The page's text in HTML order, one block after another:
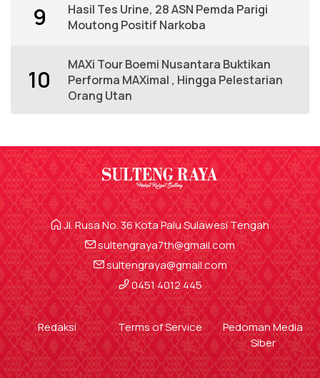
9
Hasil Tes Urine, 28 ASN Pemda Parigi
Moutong Positif Narkoba
10
MAXi Tour Boemi Nusantara Buktikan
Performa MAXimal , Hingga Pelestarian
Orang Utan
Jl. Rusa No. 36 Kota Palu Sulawesi Tengah
sultengraya7th@gmail.com
sultengraya@gmail.com
0451 4012 445
Redaksi Terms of Service
Pedoman Media
Siber